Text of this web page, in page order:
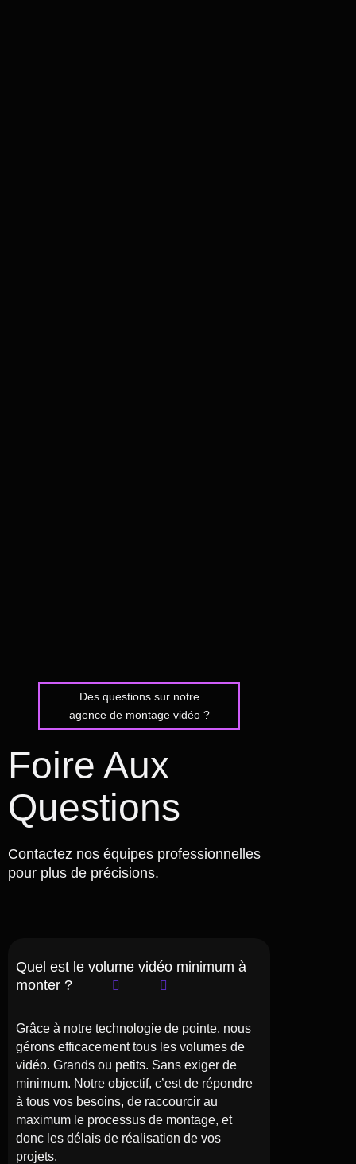
Des questions sur notre
agence de montage vidéo ?
Foire Aux
Questions
Contactez nos équipes professionnelles
pour plus de précisions.
Quel est le volume vidéo minimum à
monter ?
Grâce à notre technologie de pointe, nous
gérons efficacement tous les volumes de
vidéo. Grands ou petits. Sans exiger de
minimum. Notre objectif, c’est de répondre
à tous vos besoins, de raccourcir au
maximum le processus de montage, et
donc les délais de réalisation de vos
projets.